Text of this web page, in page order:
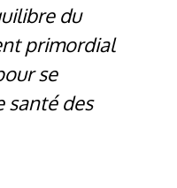
du
primordial
se
santé des